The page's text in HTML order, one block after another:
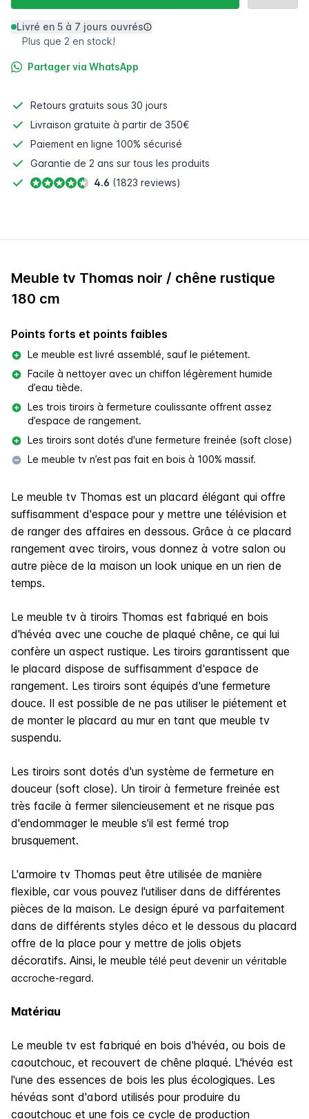
Livré en 5 à 7 jours ouvrés
Plus que 2 en stock!
Partager via WhatsApp
Retours gratuits sous 30 jours
Livraison gratuite à partir de 350€
Paiement en ligne 100% sécurisé
Garantie de 2 ans sur tous les produits
4.6 (1823 reviews)
Meuble tv Thomas noir / chêne rustique
180 cm
Points forts et points faibles
Le meuble est livré assemblé, sauf le piétement.
Facile à nettoyer avec un chiffon légèrement humide
d’eau tiède.
Les trois tiroirs à fermeture coulissante offrent assez
d’espace de rangement.
Les tiroirs sont dotés d'une fermeture freinée (soft close)
Le meuble tv n’est pas fait en bois à 100% massif.
Le meuble tv Thomas est un placard élégant qui offre
suffisamment d'espace pour y mettre une télévision et
de ranger des affaires en dessous. Grâce à ce placard
rangement avec tiroirs, vous donnez à votre salon ou
autre pièce de la maison un look unique en un rien de
temps.
Le meuble tv à tiroirs Thomas est fabriqué en bois
d'hévéa avec une couche de plaqué chêne, ce qui lui
confère un aspect rustique. Les tiroirs garantissent que
le placard dispose de suffisamment d'espace de
rangement. Les tiroirs sont équipés d'une fermeture
douce. Il est possible de ne pas utiliser le piétement et
de monter le placard au mur en tant que meuble tv
suspendu.
Les tiroirs sont dotés d'un système de fermeture en
douceur (soft close). Un tiroir à fermeture freinée est
très facile à fermer silencieusement et ne risque pas
d'endommager le meuble s'il est fermé trop
brusquement.
L'armoire tv Thomas peut être utilisée de manière
flexible, car vous pouvez l'utiliser dans de différentes
pièces de la maison. Le design épuré va parfaitement
dans de différents styles déco et le dessous du placard
offre de la place pour y mettre de jolis objets
décoratifs. Ainsi, le meuble télé peut devenir un véritable
accroche-regard.
Matériau
Le meuble tv est fabriqué en bois d'hévéa, ou bois de
caoutchouc, et recouvert de chêne plaqué. L'hévéa est
l'une des essences de bois les plus écologiques. Les
hévéas sont d'abord utilisés pour produire du
caoutchouc et une fois ce cycle de production